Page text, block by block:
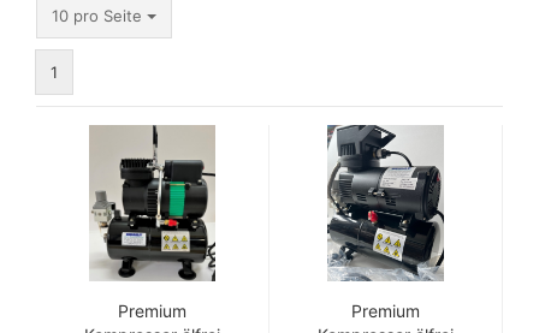
10 pro Seite
pro Seite
1
Premium
Premium